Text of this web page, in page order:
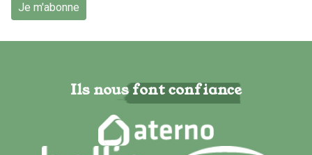
Je m'abonne
Ils nous font confiance